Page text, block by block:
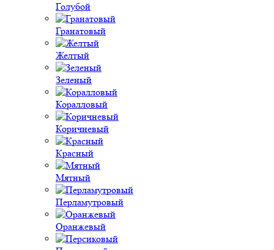
Голубой
Гранатовый
Желтый
Зеленый
Коралловый
Коричневый
Красный
Мятный
Перламутровый
Оранжевый